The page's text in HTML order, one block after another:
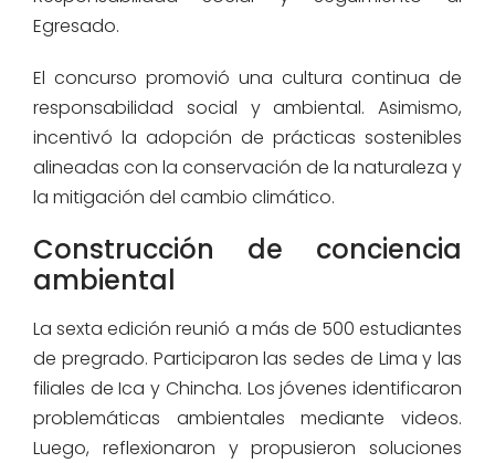
Egresado.
El concurso promovió una cultura continua de
responsabilidad social y ambiental. Asimismo,
incentivó la adopción de prácticas sostenibles
alineadas con la conservación de la naturaleza y
la mitigación del cambio climático.
Construcción de conciencia
ambiental
La sexta edición reunió a más de 500 estudiantes
de pregrado. Participaron las sedes de Lima y las
filiales de Ica y Chincha. Los jóvenes identificaron
problemáticas ambientales mediante videos.
Luego, reflexionaron y propusieron soluciones